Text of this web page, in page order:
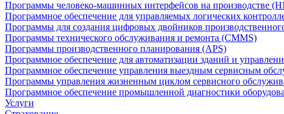
Программы человеко-машинных интерфейсов на производстве
Программное обеспечение для управляемых логических
Программы для создания цифровых двойников
Программы технического обслуживания и ремонта (CMMS)
Программы производственного планирования (APS)
Программное обеспечение для автоматизации зданий и
Программное обеспечение управления выездным сервисным
Программы управления жизненным циклом сервисного
Программное обеспечение промышленной диагностики
Услуги